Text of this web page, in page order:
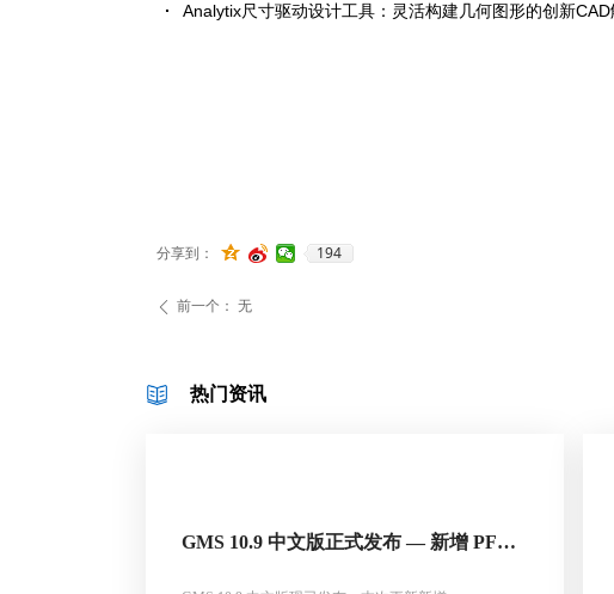
Analytix尺寸驱动设计工具：灵活构建几何图形的创新CAD
热门资讯
分享到： 194
ꄴ 前一个： 无
GMS 10.9 中文版正式发布 — 新增 PFAS